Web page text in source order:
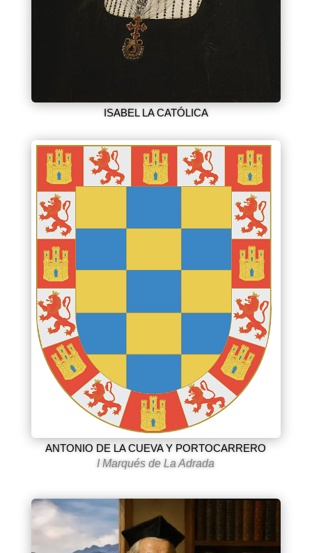
ISABEL LA CATÓLICA
ANTONIO DE LA CUEVA Y PORTOCARRERO
I Marqués de La Adrada